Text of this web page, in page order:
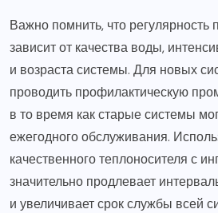
Важно помнить, что
зависит от качества воды,
и возраста системы. Для новых
проводить профилактическую
в то время как старые системы
ежегодного обслуживания.
качественного теплоносителя с
значительно продлевает
и увеличивает срок службы всей